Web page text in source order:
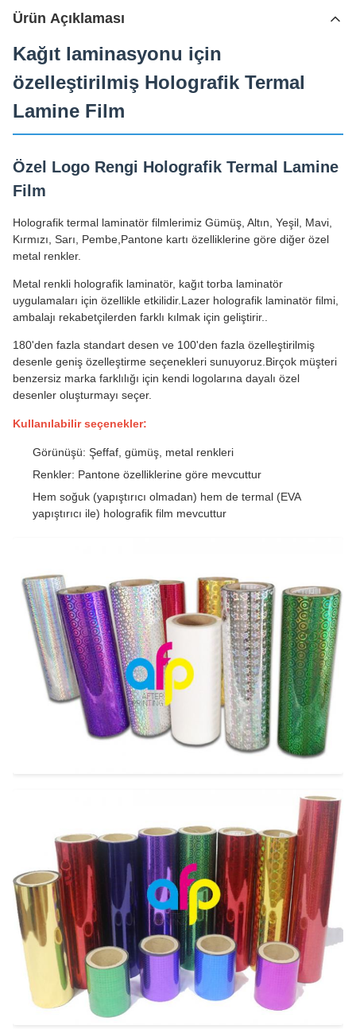
Ürün Açıklaması
Kağıt laminasyonu için
özelleştirilmiş Holografik Termal
Lamine Film
Özel Logo Rengi Holografik Termal Lamine
Film
Holografik termal laminatör filmlerimiz Gümüş, Altın, Yeşil, Mavi,
Kırmızı, Sarı, Pembe,Pantone kartı özelliklerine göre diğer özel
metal renkler.
Metal renkli holografik laminatör, kağıt torba laminatör
uygulamaları için özellikle etkilidir.Lazer holografik laminatör filmi,
ambalajı rekabetçilerden farklı kılmak için geliştirir..
180'den fazla standart desen ve 100'den fazla özelleştirilmiş
desenle geniş özelleştirme seçenekleri sunuyoruz.Birçok müşteri
benzersiz marka farklılığı için kendi logolarına dayalı özel
desenler oluşturmayı seçer.
Kullanılabilir seçenekler:
Görünüşü: Şeffaf, gümüş, metal renkleri
Renkler: Pantone özelliklerine göre mevcuttur
Hem soğuk (yapıştırıcı olmadan) hem de termal (EVA
yapıştırıcı ile) holografik film mevcuttur